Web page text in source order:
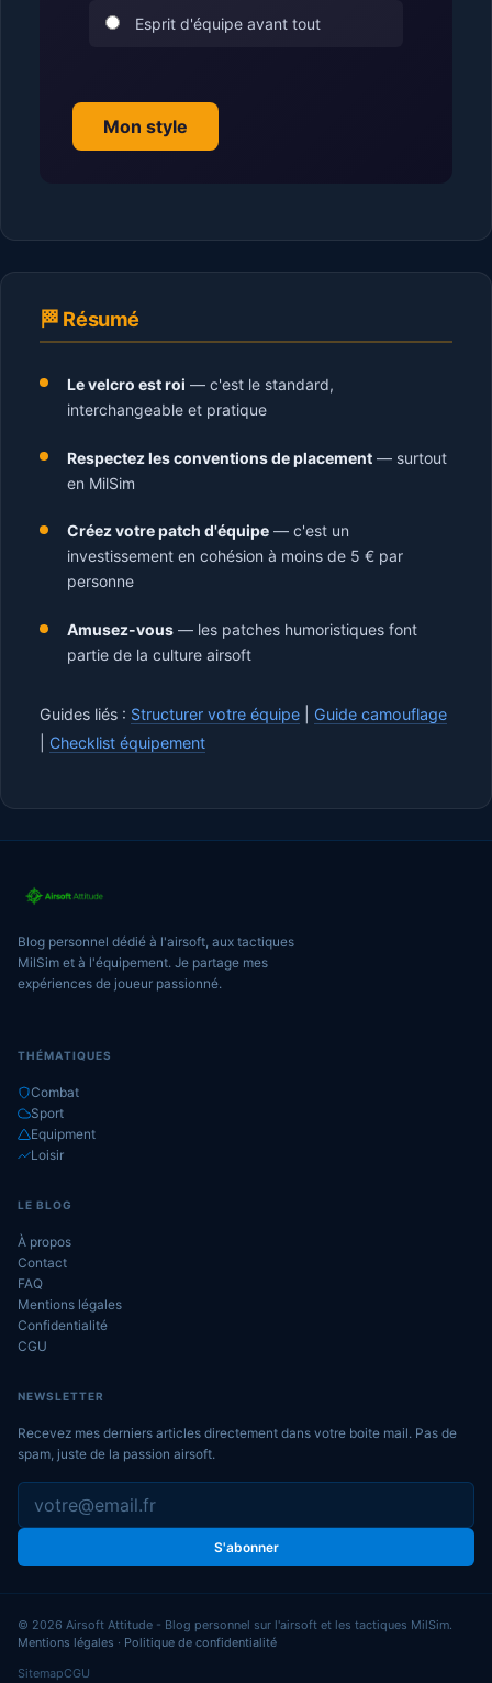
Esprit d'équipe avant tout
Mon style
🏁 Résumé
Le velcro est roi — c'est le standard,
interchangeable et pratique
Respectez les conventions de placement — surtout
en MilSim
Créez votre patch d'équipe — c'est un
investissement en cohésion à moins de 5 € par
personne
Amusez-vous — les patches humoristiques font
partie de la culture airsoft
Guides liés : Structurer votre équipe
Guide camouflage
Checklist équipement
Blog personnel dédié à l'airsoft, aux tactiques
MilSim et à l'équipement. Je partage mes
expériences de joueur passionné.
THÉMATIQUES
Combat
Sport
Equipment
Loisir
LE BLOG
À propos
Contact
FAQ
Mentions légales
Confidentialité
CGU
NEWSLETTER
Recevez mes derniers articles directement dans votre boite mail. Pas de
spam, juste de la passion airsoft.
S'abonner
© 2026 Airsoft Attitude - Blog personnel sur l'airsoft et les tactiques MilSim.
Mentions légales · Politique de confidentialité
SitemapCGU